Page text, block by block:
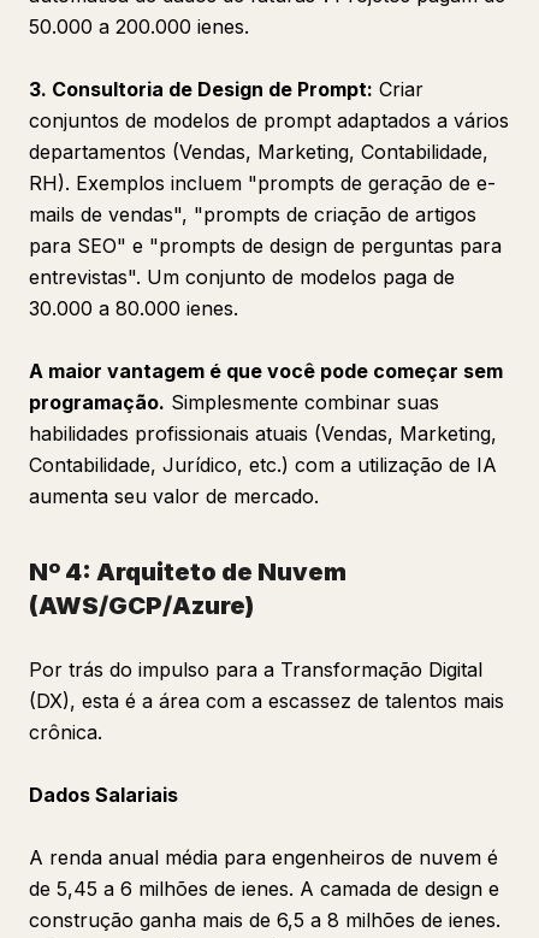
50.000 a 200.000 ienes.
3. Consultoria de Design de Prompt: Criar
conjuntos de modelos de prompt adaptados a vários
departamentos (Vendas, Marketing, Contabilidade,
RH). Exemplos incluem "prompts de geração de e-
mails de vendas", "prompts de criação de artigos
para SEO" e "prompts de design de perguntas para
entrevistas". Um conjunto de modelos paga de
30.000 a 80.000 ienes.
A maior vantagem é que você pode começar sem
programação. Simplesmente combinar suas
habilidades profissionais atuais (Vendas, Marketing,
Contabilidade, Jurídico, etc.) com a utilização de IA
aumenta seu valor de mercado.
Nº 4: Arquiteto de Nuvem
(AWS/GCP/Azure)
Por trás do impulso para a Transformação Digital
(DX), esta é a área com a escassez de talentos mais
crônica.
Dados Salariais
A renda anual média para engenheiros de nuvem é
de 5,45 a 6 milhões de ienes. A camada de design e
construção ganha mais de 6,5 a 8 milhões de ienes.